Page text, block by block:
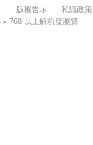
版權告示 私隱政策
768 以上解析度瀏覽